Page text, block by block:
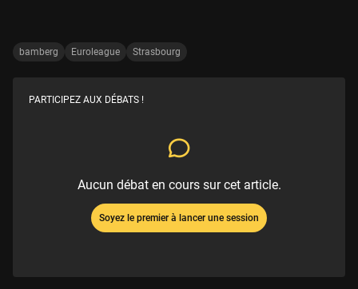
bamberg Euroleague Strasbourg
PARTICIPEZ AUX DÉBATS !
Aucun débat en cours sur cet article.
Soyez le premier à lancer une session